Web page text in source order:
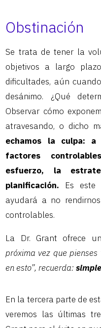
Obstinación
Se trata de tener la
objetivos a largo
dificultades, aún
desánimo. ¿Qué
Observar cómo
atravesando, o dicho
echamos la culpa:
factores
esfuerzo, la
planificación. Es este
ayudará a no
controlables.
La Dr. Grant ofrece
próxima vez que
en esto”, recuerda:
En la tercera parte de
veremos las últimas